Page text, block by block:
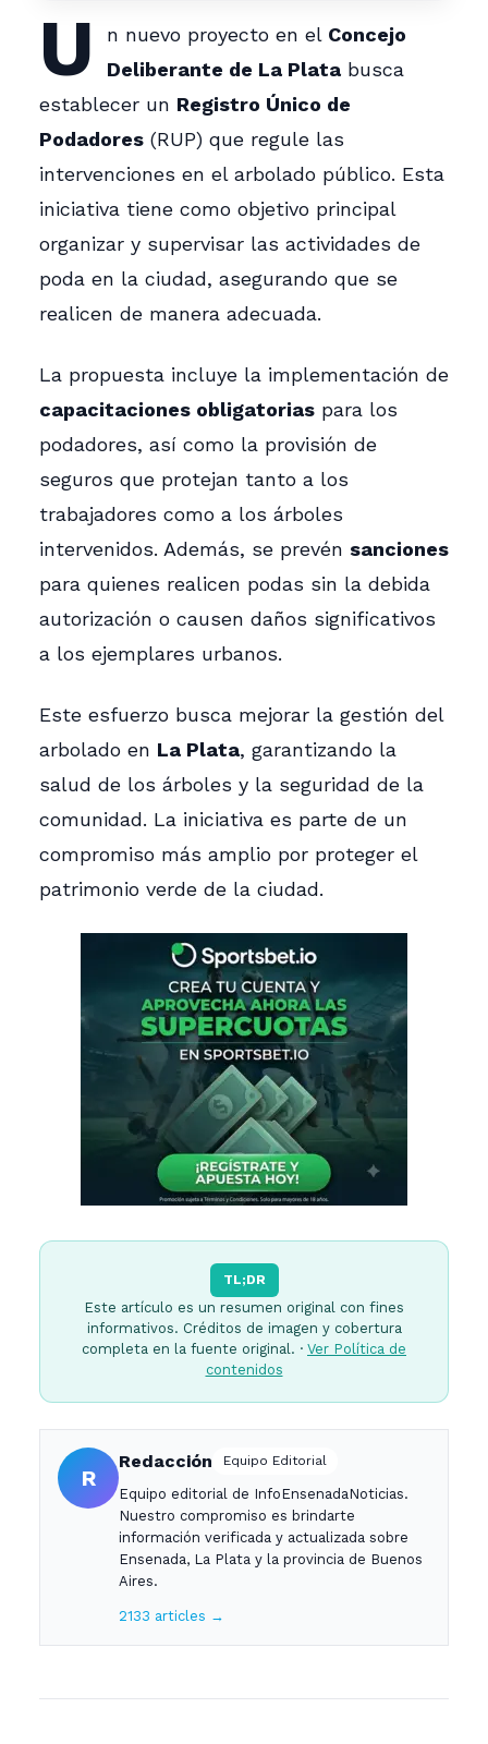
U n nuevo proyecto en el Concejo
Deliberante de La Platabusca
establecer un Registro Único de
Podadores (RUP) que regule las
intervenciones en el arbolado público. Esta
iniciativa tiene como objetivo principal
organizar y supervisar las actividades de
poda en la ciudad, asegurando que se
realicen de manera adecuada.
La propuesta incluye la implementación de
capacitaciones obligatorias para los
podadores, así como la provisión de
seguros que protejan tanto a los
trabajadores como a los árboles
intervenidos. Además, se prevén sanciones
para quienes realicen podas sin la debida
autorización o causen daños significativos
a los ejemplares urbanos.
Este esfuerzo busca mejorar la gestión del
arbolado en La Plata, garantizando la
salud de los árboles y la seguridad de la
comunidad. La iniciativa es parte de un
compromiso más amplio por proteger el
patrimonio verde de la ciudad.
TL;DR
Este artículo es un resumen original con fines
informativos. Créditos de imagen y cobertura
completa en la fuente original. · Ver Política de
contenidos
R
Redacción Equipo Editorial
Equipo editorial de InfoEnsenadaNoticias.
Nuestro compromiso es brindarte
información verificada y actualizada sobre
Ensenada, La Plata y la provincia de Buenos
Aires.
2133 articles →